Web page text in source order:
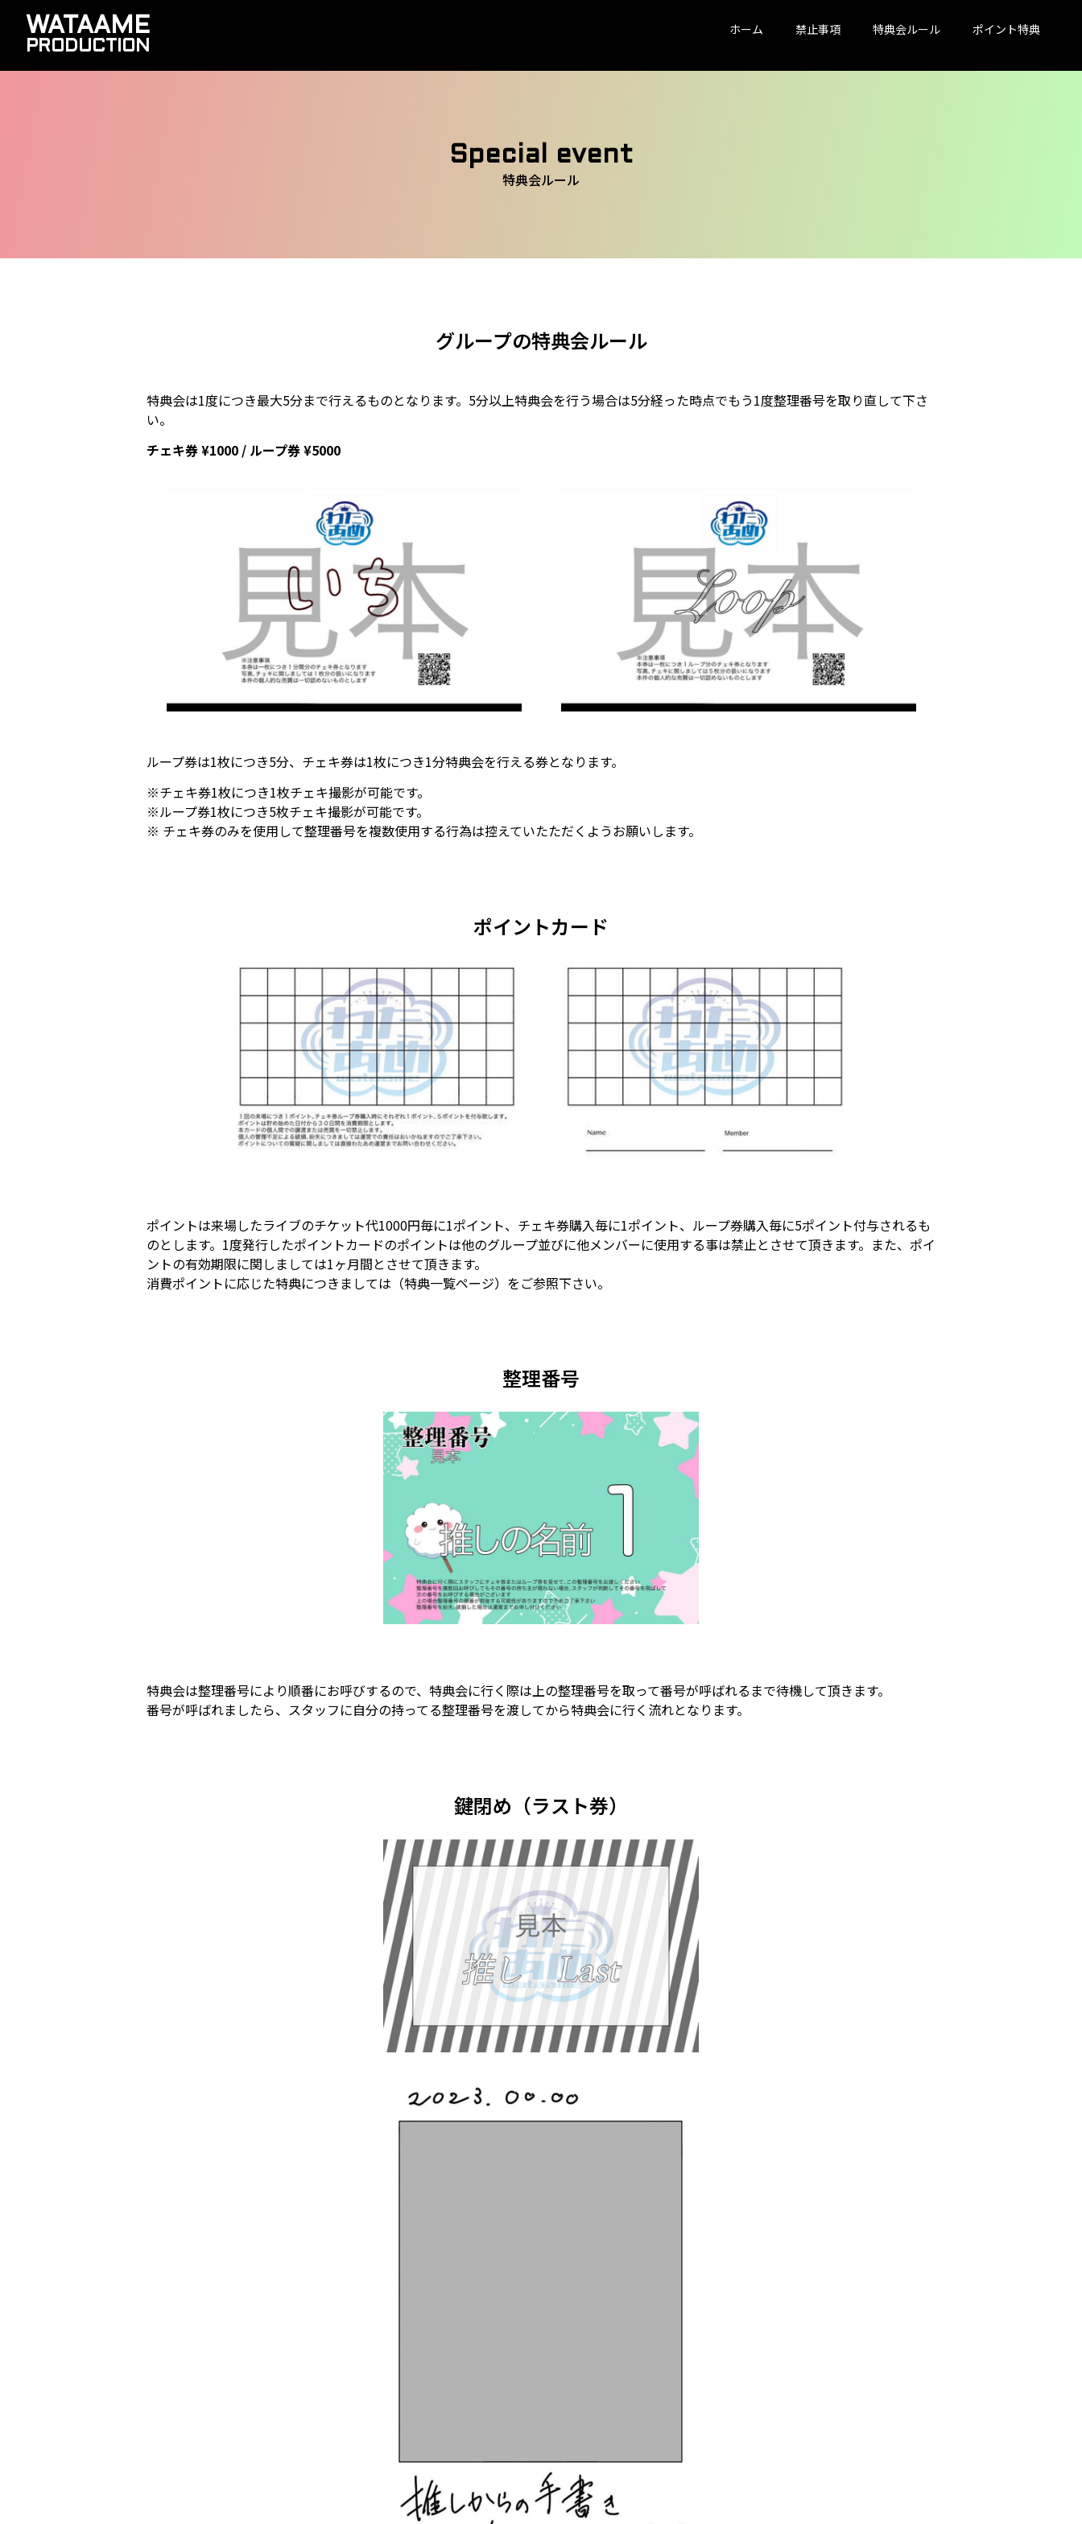
WATAAME
PRODUCTION
ホーム 禁止事項 特典会ルール ポイント特典
Special event
特典会ルール
グループの特典会ルール
特典会は1度につき最大5分まで行えるものとなります。5分以上特典会を行う場合は5分経った時点でもう1度整理番号を取り直して下さ
い。
チェキ券 ¥1000 / ループ券 ¥5000
ループ券は1枚につき5分、チェキ券は1枚につき1分特典会を行える券となります。
※チェキ券1枚につき1枚チェキ撮影が可能です。
※ループ券1枚につき5枚チェキ撮影が可能です。
※ チェキ券のみを使用して整理番号を複数使用する行為は控えていたただくようお願いします。
ポイントカード
ポイントは来場したライブのチケット代1000円毎に1ポイント、チェキ券購入毎に1ポイント、ループ券購入毎に5ポイント付与されるも
のとします。1度発行したポイントカードのポイントは他のグループ並びに他メンバーに使用する事は禁止とさせて頂きます。また、ポイ
ントの有効期限に関しましては1ヶ月間とさせて頂きます。
消費ポイントに応じた特典につきましては（特典一覧ページ）をご参照下さい。
整理番号
特典会は整理番号により順番にお呼びするので、特典会に行く際は上の整理番号を取って番号が呼ばれるまで待機して頂きます。
番号が呼ばれましたら、スタッフに自分の持ってる整理番号を渡してから特典会に行く流れとなります。
鍵閉め（ラスト券）